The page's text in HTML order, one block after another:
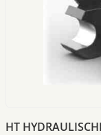
HT